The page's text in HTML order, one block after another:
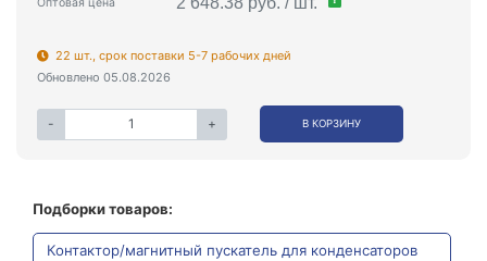
Оптовая цена
22 шт., срок поставки 5-7 рабочих дней
Обновлено 05.08.2026
- + В КОРЗИНУ
Подборки товаров:
Контактор/магнитный пускатель для конденсаторов